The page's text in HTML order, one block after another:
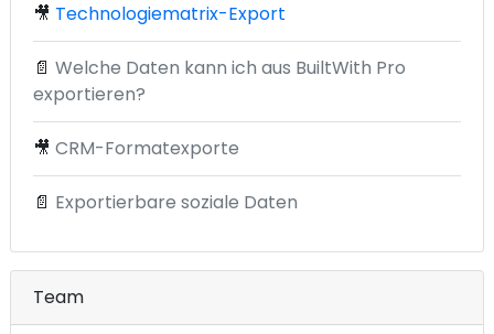
🎥 Technologiematrix-Export
📄 Welche Daten kann ich aus BuiltWith Pro
exportieren?
🎥 CRM-Formatexporte
📄 Exportierbare soziale Daten
Team